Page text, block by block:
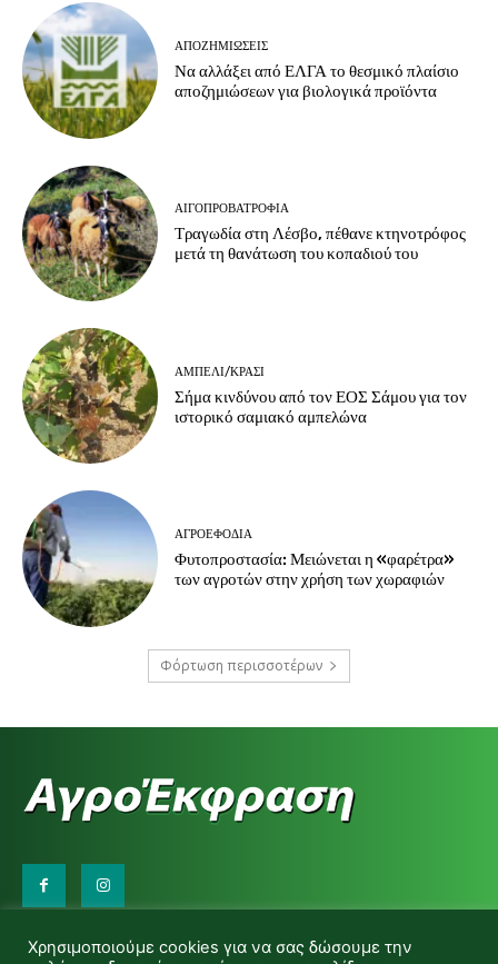
ΑΠΟΖΗΜΙΏΣΕΙΣ
Να αλλάξει από ΕΛΓΑ το θεσμικό πλαίσιο
αποζημιώσεων για βιολογικά προϊόντα
ΑΙΓΟΠΡΟΒΑΤΡΟΦΊΑ
Τραγωδία στη Λέσβο, πέθανε κτηνοτρόφος
μετά τη θανάτωση του κοπαδιού του
ΑΜΠΈΛΙ/ΚΡΑΣΊ
Σήμα κινδύνου από τον ΕΟΣ Σάμου για τον
ιστορικό σαμιακό αμπελώνα
ΑΓΡΟΕΦΌΔΙΑ
Φυτοπροστασία: Μειώνεται η «φαρέτρα»
των αγροτών στην χρήση των χωραφιών
Φόρτωση περισσοτέρων
d.makas@yahoo.gr
Χρησιμοποιούμε cookies για να σας δώσουμε την